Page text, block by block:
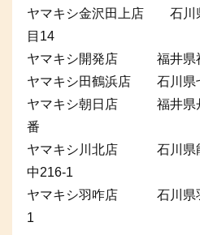
ヤマキシ金沢田上店 石川
目14
ヤマキシ開発店 福井県福
ヤマキシ田鶴浜店 石川県
ヤマキシ朝日店 福井県丹
番
ヤマキシ川北店 石川県能
中216-1
ヤマキシ羽咋店 石川県羽
1